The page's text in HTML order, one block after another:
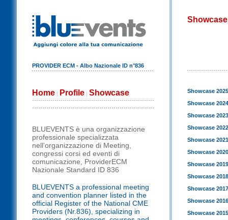
PROVIDER ECM - Albo Nazionale ID n°836
Home| Profile| Showcase
BLUEVENTS è una organizzazione
professionale specializzata
nell'organizzazione di Meeting,
congressi corsi ed eventi di
comunicazione, ProviderECM
Nazionale Standard ID 836
BLUEVENTS a professional meeting
and convention planner listed in the
official Register of the National CME
Providers (Nr.836), specializing in
Showcase
Showcase 2025
Showcase 2024
Showcase 2023
Showcase 2022
Showcase 2021
Showcase 2020
Showcase 2019
Showcase 2018
Showcase 2017
Showcase 2016
Showcase 2015